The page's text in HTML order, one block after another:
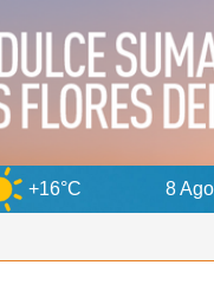
8 Ago +15°C